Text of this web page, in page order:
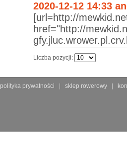
2020-12-12 14:33
[url=http://
href="http://
Liczba pozycji:
polityka prywatności sklep rowerowy